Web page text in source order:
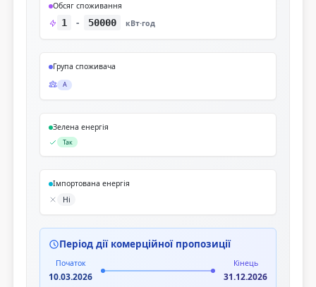
Обсяг споживання
1 - 50000 кВт·год
Група споживача
А
Зелена енергія
Так
Імпортована енергія
Ні
Період дії комерційної пропозиції
Початок
10.03.2026
Кінець
31.12.2026